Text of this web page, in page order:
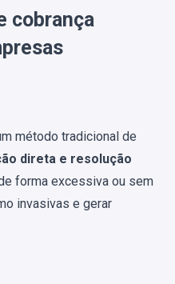
cobrança
método tradicional de
direta e resolução
forma excessiva ou sem
invasivas e gerar